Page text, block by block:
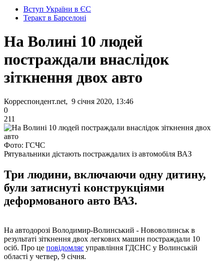
Вступ України в ЄС
Теракт в Барселоні
На Волині 10 людей
постраждали внаслідок
зіткнення двох авто
Корреспондент.net, 9 січня 2020, 13:46
0
211
Фото: ГСЧС
Рятувальники дістають постраждалих із автомобіля ВАЗ
Три людини, включаючи одну дитину,
були затиснуті конструкціями
деформованого авто ВАЗ.
На автодорозі Володимир-Волинський - Нововолинськ в
результаті зіткнення двох легкових машин постраждали 10
осіб. Про це повідомляє управління ГДСНС у Волинській
області у четвер, 9 січня.